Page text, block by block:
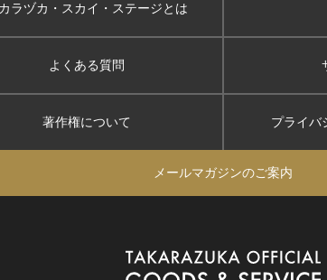
ラヅカ・スカイ ・ステージとは
よくある質問
著作権について プライバ
メールマガジンのご案内